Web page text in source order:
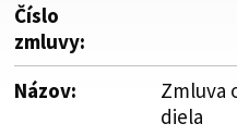
Číslo
zmluvy:
Názov:
Zmluva
diela